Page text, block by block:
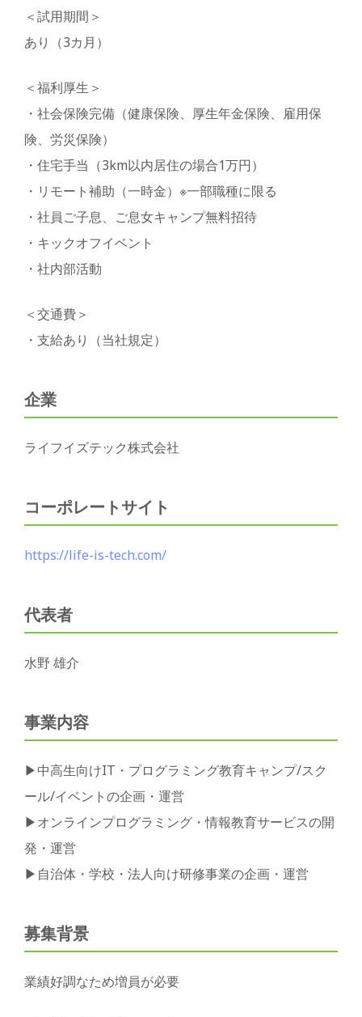
＜試⽤期間＞
あり（3カ⽉）
＜福利厚生＞
・社会保険完備（健康保険、厚生年金保険、雇用保
険、労災保険）
・住宅手当（3km以内居住の場合1万円）
・リモート補助（一時金）※一部職種に限る
・社員ご子息、ご息女キャンプ無料招待
・キックオフイベント
・社内部活動
＜交通費＞
・支給あり（当社規定）
企業
ライフイズテック株式会社
コーポレートサイト
https://life-is-tech.com/
代表者
水野 雄介
事業内容
▶︎中高生向けIT・プログラミング教育キャンプ/スク
ール/イベントの企画・運営
▶︎オンラインプログラミング・情報教育サービスの開
発・運営
▶︎自治体・学校・法人向け研修事業の企画・運営
募集背景
業績好調なため増員が必要